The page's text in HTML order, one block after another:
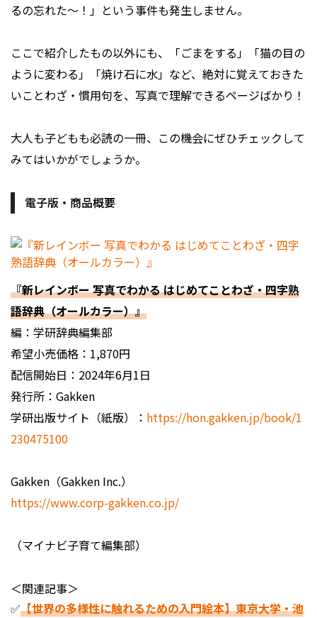
るの忘れた〜！」という事件も発生しません。
ここで紹介したもの以外にも、「ごまをする」「猫の目の
ように変わる」「焼け石に水」など、絶対に覚えておきた
いことわざ・慣用句を、写真で理解できるページばかり！
大人も子どもも必読の一冊、この機会にぜひチェックして
みてはいかがでしょうか。
電子版・商品概要
『新レインボー 写真でわかる はじめてことわざ・四字熟
語辞典（オールカラー）』
編：学研辞典編集部
希望小売価格：1,870円
配信開始日：2024年6月1日
発行所：Gakken
学研出版サイト（紙版）： https://hon.gakken.jp/book/1
230475100
Gakken（Gakken Inc.）
https://www.corp-gakken.co.jp/
（マイナビ子育て編集部）
＜関連記事＞
✅【世界の多様性に触れるための入門絵本】東京大学・池